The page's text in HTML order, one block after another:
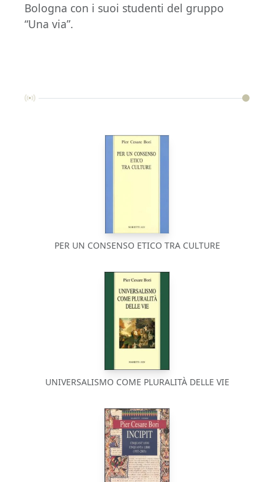
Bologna con i suoi studenti del gruppo
“Una via”.
PER UN CONSENSO ETICO TRA CULTURE
UNIVERSALISMO COME PLURALITÀ DELLE VIE